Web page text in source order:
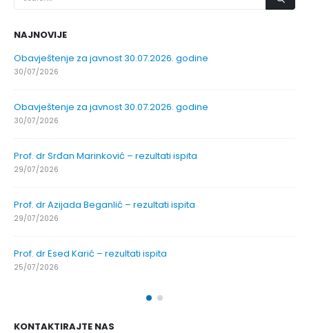
NAJNOVIJE
Obavještenje za javnost 30.07.2026. godine
30/07/2026
Obavještenje za javnost 30.07.2026. godine
30/07/2026
Prof. dr Srđan Marinković – rezultati ispita
29/07/2026
Prof. dr Azijada Beganlić – rezultati ispita
29/07/2026
Prof. dr Esed Karić – rezultati ispita
25/07/2026
KONTAKTIRAJTE NAS